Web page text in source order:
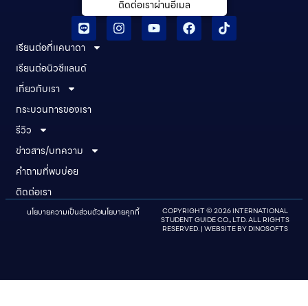
ติดต่อเราผ่านอีเมล
เรียนต่อที่เเคนาดา
เรียนต่อนิวซีแลนด์​
เกี่ยวกับเรา
กระบวนการของเรา
รีวิว
ข่าวสาร/บทความ
คําถามที่พบบ่อย
ติดต่อเรา
COPYRIGHT © 2026 INTERNATIONAL
STUDENT GUIDE CO., LTD. ALL RIGHTS
RESERVED. | WEBSITE BY DINOSOFTS
นโยบายความเป็นส่วนตัวนโยบายคุกกี้